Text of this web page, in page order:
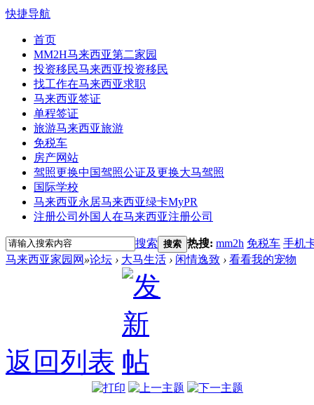
快捷导航
首页
MM2H马来西亚第二家园
投资移民马来西亚投资移民
找工作在马来西亚求职
马来西亚签证
单程签证
旅游马来西亚旅游
免税车
房产网站
驾照更换中国驾照公证及更换大马驾照
国际学校
马来西亚永居马来西亚绿卡MyPR
注册公司 外国人在马来西亚注册公司
搜索 搜索 热搜: mm2h 免税车 手机
马来西亚家园网 »论坛 › 大马生活 › 闲情逸致 › 看看我的宠物
返回列表